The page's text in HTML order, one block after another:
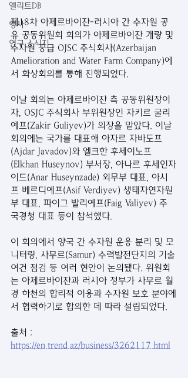
엘리트DB
행사
연구 소식지
제18차 아제르바이잔-러시아 간 수자원 공
유 공동위원회 회의가 아제르바이잔 개량 및
수자원 공급 OJSC 주식회사(Azerbaijan
Amelioration and Water Farm Company)에
서 화상회의를 통해 진행되었다.
이날 회의는 아제르바이잔 측 공동위원장이
자, OSJC 주식회사 부위원장인 자키르 굴리
예프(Zakir Guliyev)가 의장을 맡았다. 이날
회의에는 국가를 대표해 아자르 자바도프
(Ajdar Javadov)와 엘크한 후세이노프
(Elkhan Huseynov) 부서장, 아나르 후세인자
이드(Anar Huseynzade) 외무부 대표, 아시
프 베르디예프(Asif Verdiyev) 생태자연자원
부 대표, 파이그 발리예프(Faig Valiyev) 주
국경청 대표 등이 참석했다.
이 회의에서 양국 간 수자원 운용 분리 및 모
니터링, 사무르(Samur) 수력발전단지의 기술
여건 점검 등 여러 현안이 논의됐다. 위원회
는 아제르바이잔과 러시아 정부가 사무르 월
경 하천의 합리적 이용과 수자원 보호 분야에
서 협력하기로 합의한 데 따라 설립되었다.
출처 :
https://en.trend.az/business/3262117.html